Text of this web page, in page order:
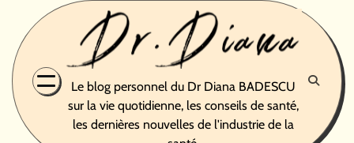
content
Le blog personnel du Dr Diana BADESCU
sur la vie quotidienne, les conseils de santé,
les dernières nouvelles de l'industrie de la